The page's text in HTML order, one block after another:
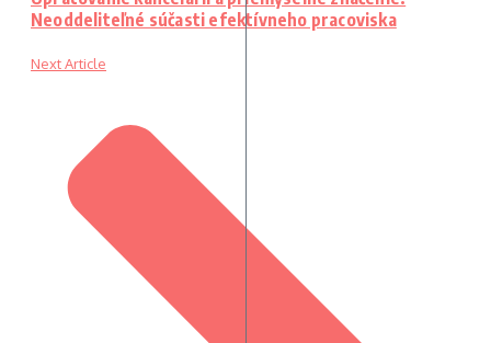
Neoddeliteľné súčasti efektívneho pracoviska
Next Article